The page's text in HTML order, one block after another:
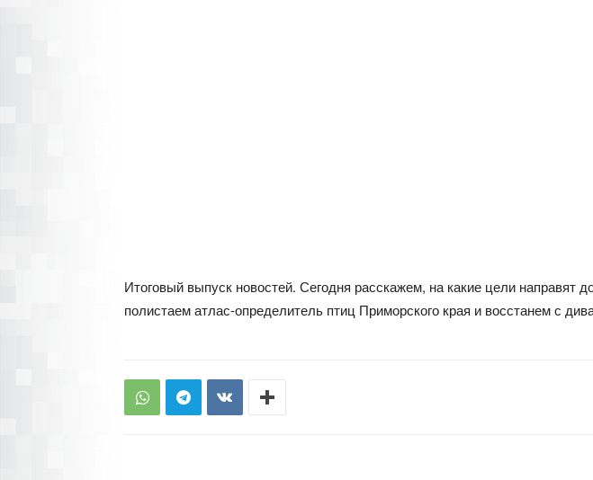
Итоговый выпуск новостей. Сегодня расскажем, на какие цели направят
полистаем атлас-определитель птиц Приморского края и восстанем с